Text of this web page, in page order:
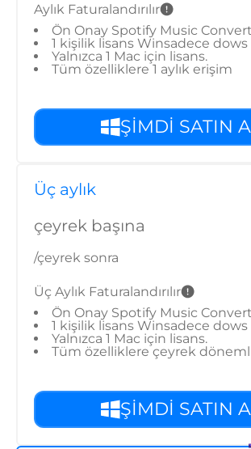
Aylık Faturalandırılır
Ön Onay Spotify Music
1 kişilik lisans Winsadece dows
Yalnızca 1 Mac için lisans.
Tüm özelliklere 1 aylık erişim
ŞİMDİ SATIN
Üç aylık
çeyrek başına
/çeyrek sonra
Üç Aylık Faturalandırılır
Ön Onay Spotify Music
1 kişilik lisans Winsadece dows
Yalnızca 1 Mac için lisans.
Tüm özelliklere çeyrek
ŞİMDİ SATIN